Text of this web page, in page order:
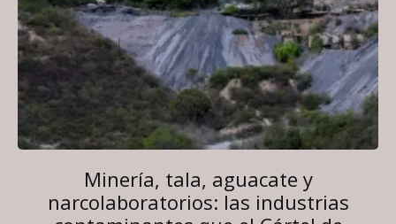
Minería, tala, aguacate y
narcolaboratorios: las industrias